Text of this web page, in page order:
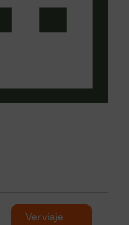
Ver viaje